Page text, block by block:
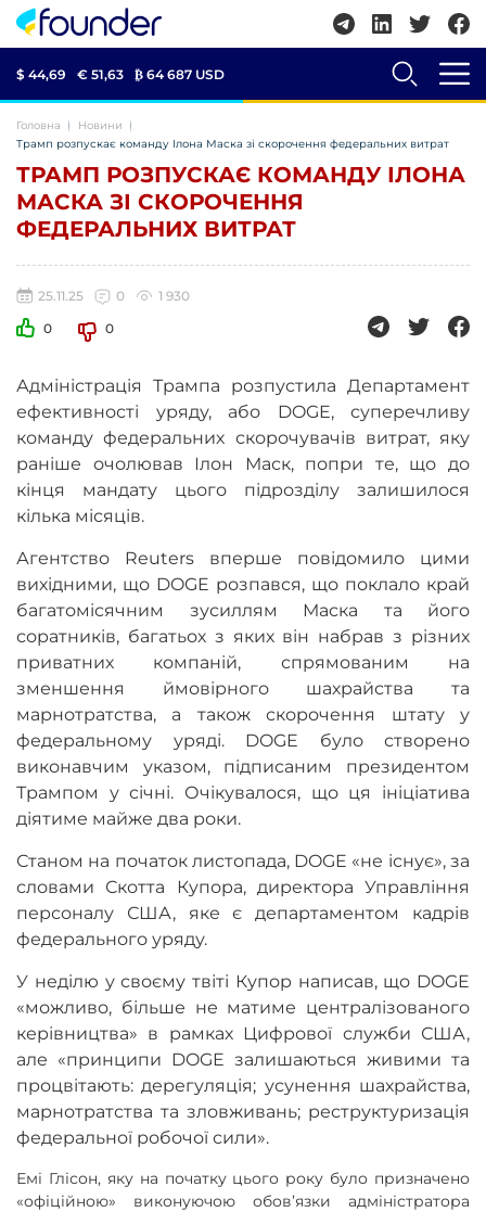
$ 44,69 € 51,63 ₿ 64 687 USD
Головна
Новини
Трамп розпускає команду Ілона Маска зі скорочення федеральних витрат
ТРАМП РОЗПУСКАЄ КОМАНДУ ІЛОНА
МАСКА ЗІ СКОРОЧЕННЯ
ФЕДЕРАЛЬНИХ ВИТРАТ
25.11.25 0
1 930
0
0
Адміністрація Трампа розпустила Департамент
ефективності уряду, або DOGE, суперечливу
команду федеральних скорочувачів витрат, яку
раніше очолював Ілон Маск, попри те, що до
кінця мандату цього підрозділу залишилося
кілька місяців.
Агентство Reuters вперше повідомило цими
вихідними, що DOGE розпався, що поклало край
багатомісячним зусиллям Маска та його
соратників, багатьох з яких він набрав з різних
приватних компаній, спрямованим на
зменшення ймовірного шахрайства та
марнотратства, а також скорочення штату у
федеральному уряді. DOGE було створено
виконавчим указом, підписаним президентом
Трампом у січні. Очікувалося, що ця ініціатива
діятиме майже два роки.
Станом на початок листопада, DOGE «не існує», за
словами Скотта Купора, директора Управління
персоналу США, яке є департаментом кадрів
федерального уряду.
У неділю у своєму твіті Купор написав, що DOGE
«можливо, більше не матиме централізованого
керівництва» в рамках Цифрової служби США,
але «принципи DOGE залишаються живими та
процвітають: дерегуляція; усунення шахрайства,
марнотратства та зловживань; реструктуризація
федеральної робочої сили».
Емі Глісон, яку на початку цього року було призначено
«офіційною» виконуючою обов’язки адміністратора